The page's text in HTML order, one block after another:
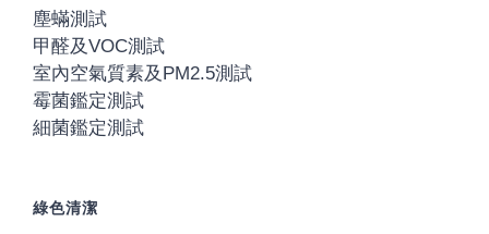
塵蟎測試
甲醛及VOC測試
室內空氣質素及PM2.5測試
霉菌鑑定測試
細菌鑑定測試
綠色清潔